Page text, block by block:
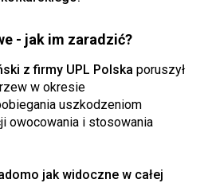
- jak im zaradzić?
z firmy UPL Polska poruszył
w okresie
uszkodzeniom
owocowania i stosowania
jak widoczne w całej